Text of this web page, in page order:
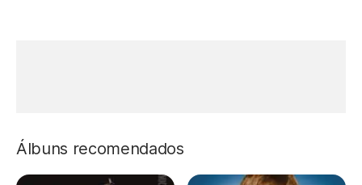
Álbuns recomendados